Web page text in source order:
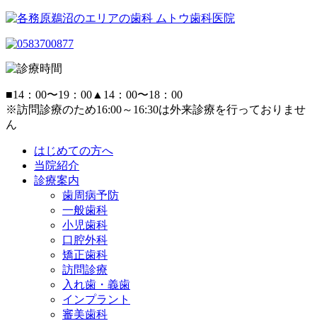
■14：00〜19：00 ▲ 14：00〜18：00
※訪問診療のため16:00～16:30は外来診療を行っておりませ
ん
はじめての方へ
当院紹介
診療案内
歯周病予防
一般歯科
小児歯科
口腔外科
矯正歯科
訪問診療
入れ歯・義歯
インプラント
審美歯科